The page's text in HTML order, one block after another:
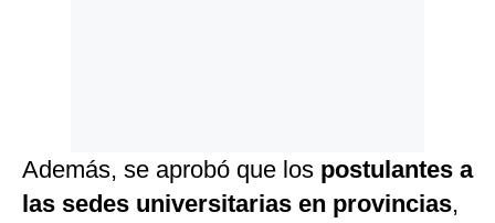
Además, se aprobó que los postulantes a
las sedes universitarias en provincias,